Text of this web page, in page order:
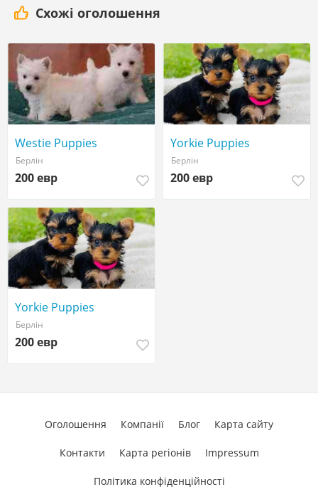
Схожі оголошення
Westie Puppies
Берлін
200 евр
Yorkie Puppies
Берлін
200 евр
Yorkie Puppies
Берлін
200 евр
Оголошення Компанії Блог Карта сайту
Контакти Карта регіонів Impressum
Політика конфіденційності